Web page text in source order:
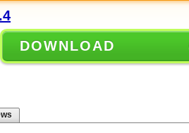
DOWNLOAD